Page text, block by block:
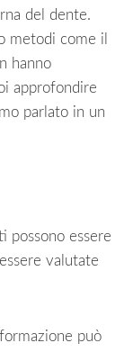
del dente.
metodi come il
hanno
approfondire
parlato in un
possono essere
valutate
può